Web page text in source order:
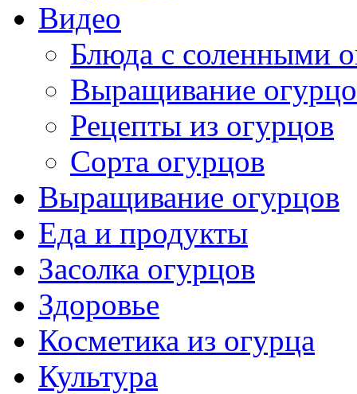
Видео
Блюда с соленными
Выращивание
Рецепты из огурцов
Сорта огурцов
Выращивание огурцов
Еда и продукты
Засолка огурцов
Здоровье
Косметика из огурца
Культура